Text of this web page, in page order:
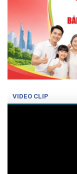
VIDEO CLIP